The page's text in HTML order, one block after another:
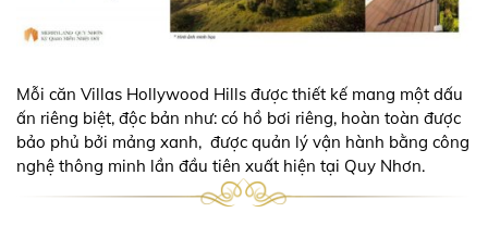
Mỗi căn Villas Hollywood Hills được thiết kế mang một dấu
ấn riêng biệt, độc bản như: có hồ bơi riêng, hoàn toàn được
bảo phủ bởi mảng xanh, được quản lý vận hành bằng công
nghệ thông minh lần đầu tiên xuất hiện tại Quy Nhơn.